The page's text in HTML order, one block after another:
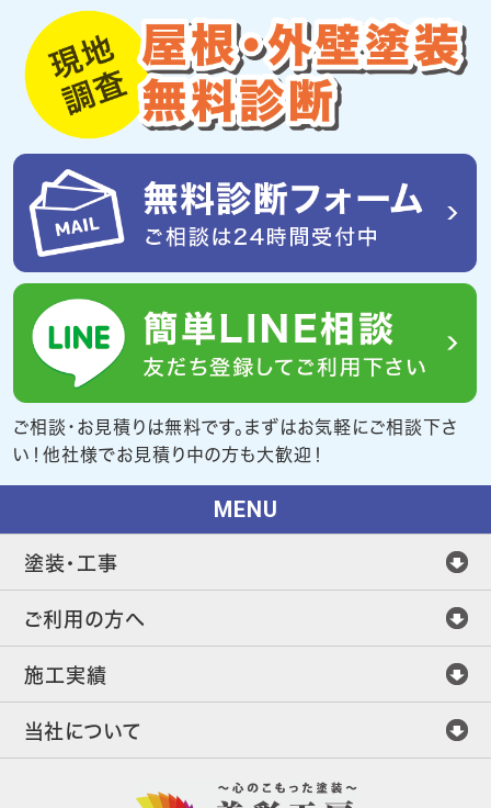
ご相談・お見積りは無料です。まずはお気軽にご相談下さ
い！他社様でお見積り中の方も大歓迎！
MENU
塗装・工事
ご利用の方へ
施工実績
当社について